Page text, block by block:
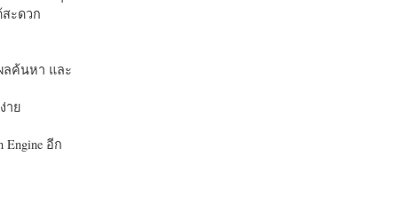
สะดวก
ลค้นหา และ
าย
อีก